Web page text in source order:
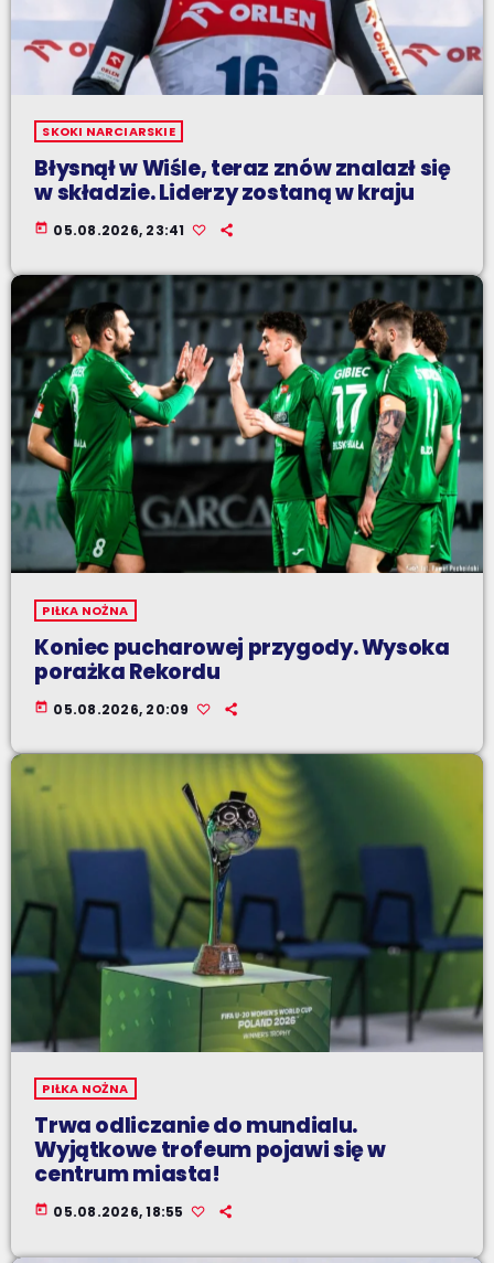
SKOKI NARCIARSKIE
Błysnął w Wiśle, teraz znów znalazł się
w składzie. Liderzy zostaną w kraju
today 05.08.2026, 23:41
PIŁKA NOŻNA
Koniec pucharowej przygody. Wysoka
porażka Rekordu
today 05.08.2026, 20:09
PIŁKA NOŻNA
Trwa odliczanie do mundialu.
Wyjątkowe trofeum pojawi się w
centrum miasta!
today 05.08.2026, 18:55